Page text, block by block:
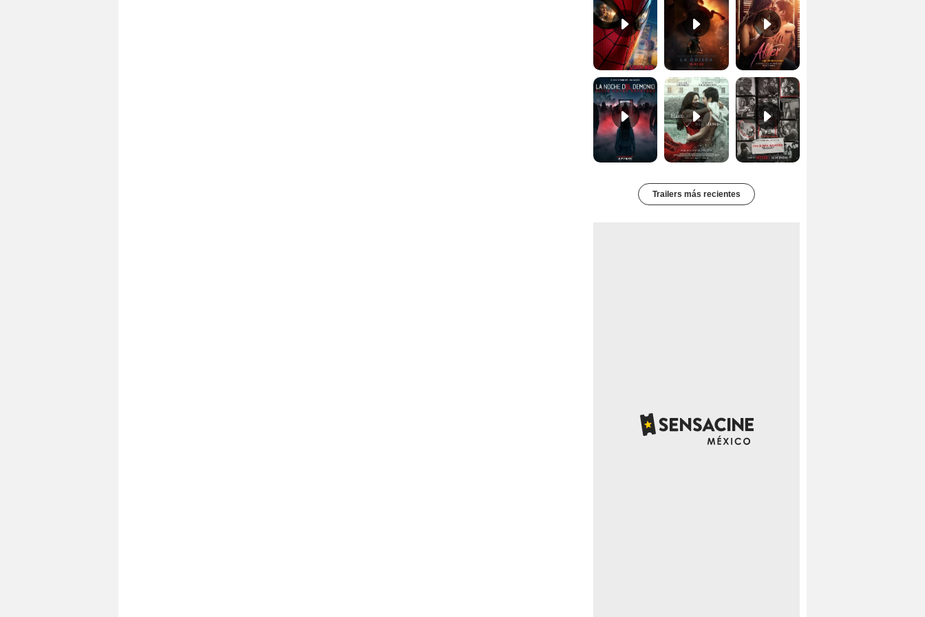
Primer Tráiler Oficial Subtitulado de 'La Noche Del Demonio: Están Entre Nosotros' Primer Tráiler Oficial Subtitulado de 'Una última aventura: Detrás de cámaras de Stranger Things 5'
Trailers más recientes